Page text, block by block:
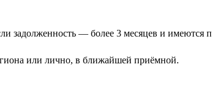
задолженность — более 3 месяцев и
или лично, в ближайшей приёмной.